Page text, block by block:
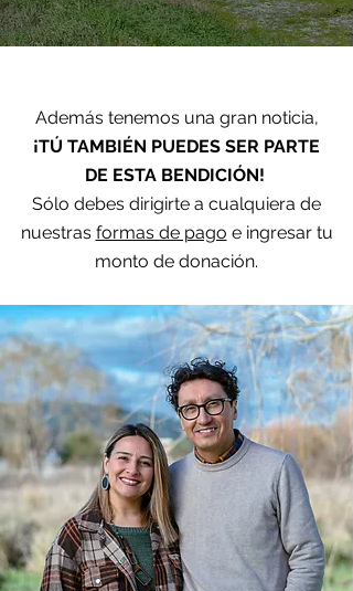
Además tenemos una gran noticia,
¡TÚ TAMBIÉN PUEDES SER PARTE
DE ESTA BENDICIÓN!
Sólo debes dirigirte a cualquiera de
nuestras formas de pago e ingresar tu
monto de donación.